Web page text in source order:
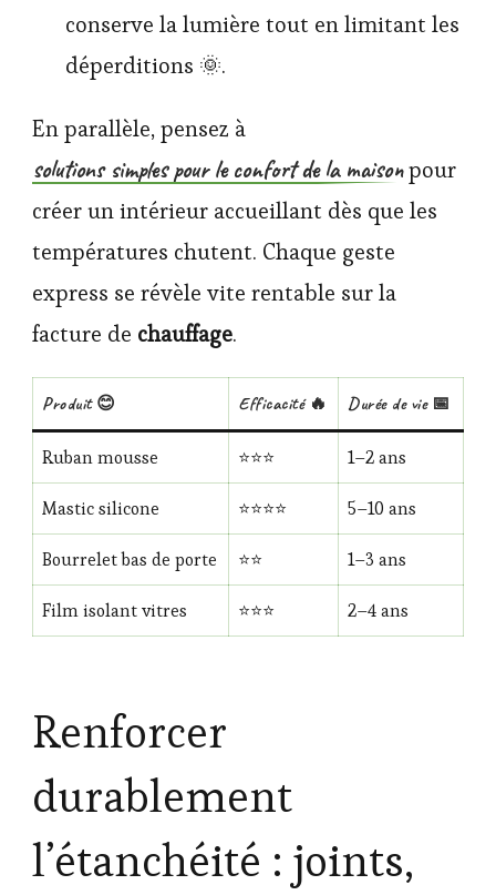
conserve la lumière tout en limitant les
déperditions 🌞.
En parallèle, pensez à
solutions simples pour le confort de la maisonpour
créer un intérieur accueillant dès que les
températures chutent. Chaque geste
express se révèle vite rentable sur la
facture de chauffage.
Produit 😊 Efficacité 🔥 Durée de vie 📅
Ruban mousse ⭐️⭐️⭐️ 1–2 ans
Mastic silicone ⭐️⭐️⭐️⭐️ 5–10 ans
Bourrelet bas de porte ⭐️⭐️ 1–3 ans
Film isolant vitres ⭐️⭐️⭐️ 2–4 ans
Renforcer
durablement
l’étanchéité : joints,